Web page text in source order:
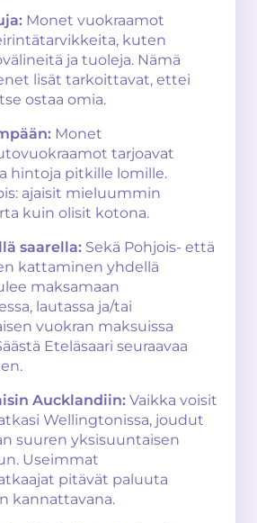
Monet vuokraamot
kuten
ja tuoleja. Nämä
lisät tarkoittavat, ettei
ostaa omia.
Monet
tarjoavat
hintoja pitkille lomille.
ajaisit mieluummin
kuin olisit kotona.
saarella: Sekä Pohjois- että
kattaminen yhdellä
maksamaan
lautassa ja/tai
vuokran maksuissa
Eteläsaari seuraavaa
Aucklandiin: Vaikka voisit
Wellingtonissa, joudut
suuren yksisuuntaisen
Useimmat
pitävät paluuta
kannattavana.